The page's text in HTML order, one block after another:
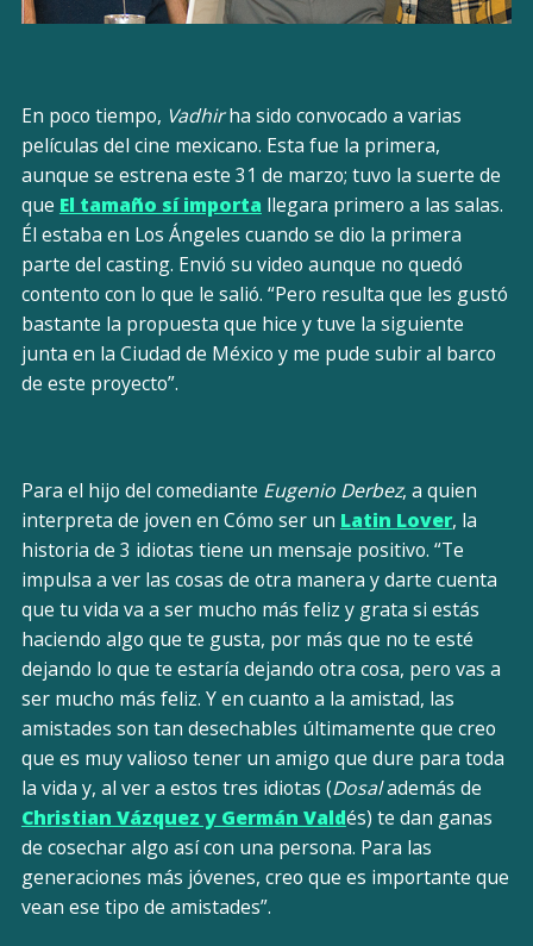
En poco tiempo, Vadhirha sido convocado a varias
películas del cine mexicano. Esta fue la primera,
aunque se estrena este 31 de marzo; tuvo la suerte de
que El tamaño sí importa llegara primero a las salas.
Él estaba en Los Ángeles cuando se dio la primera
parte del casting. Envió su video aunque no quedó
contento con lo que le salió. “Pero resulta que les gustó
bastante la propuesta que hice y tuve la siguiente
junta en la Ciudad de México y me pude subir al barco
de este proyecto”.
Para el hijo del comediante Eugenio Derbez, a quien
interpreta de joven en Cómo ser un Latin Lover, la
historia de 3 idiotas tiene un mensaje positivo. “Te
impulsa a ver las cosas de otra manera y darte cuenta
que tu vida va a ser mucho más feliz y grata si estás
haciendo algo que te gusta, por más que no te esté
dejando lo que te estaría dejando otra cosa, pero vas a
ser mucho más feliz. Y en cuanto a la amistad, las
amistades son tan desechables últimamente que creo
que es muy valioso tener un amigo que dure para toda
la vida y, al ver a estos tres idiotas (Dosalademás de
Christian Vázquez y Germán Valdés) te dan ganas
de cosechar algo así con una persona. Para las
generaciones más jóvenes, creo que es importante que
vean ese tipo de amistades”.